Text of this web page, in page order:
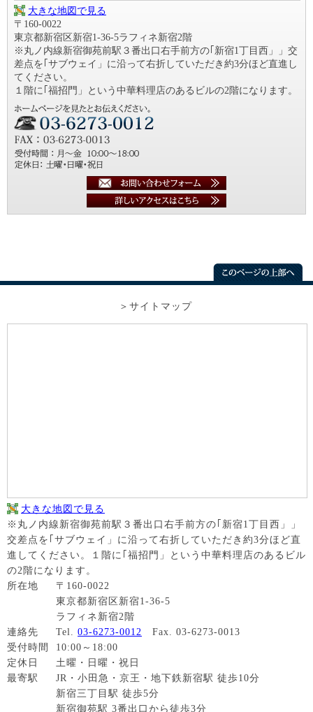
大きな地図で見る
〒160-0022
東京都新宿区新宿1-36-5ラフィネ新宿2階
※丸ノ内線新宿御苑前駅３番出口右手前方の｢新宿1丁目西」」交
差点を｢サブウェイ」に沿って右折していただき約3分ほど直進し
てください。
１階に｢福招門」という中華料理店のあるビルの2階になります。
サイトマップ
大きな地図で見る
※丸ノ内線新宿御苑前駅３番出口右手前方の｢新宿1丁目西」」
交差点を｢サブウェイ」に沿って右折していただき約3分ほど直
進してください。１階に｢福招門」という中華料理店のあるビル
の2階になります。
所在地
〒160-0022
東京都新宿区新宿1-36-5
ラフィネ新宿2階
連絡先
Tel. 03-6273-0012
Fax. 03-6273-0013
受付時間
10:00～18:00
定休日
土曜・日曜・祝日
最寄駅
JR・小田急・京王・地下鉄新宿駅 徒歩10分
新宿三丁目駅 徒歩5分
新宿御苑駅 3番出口から徒歩3分